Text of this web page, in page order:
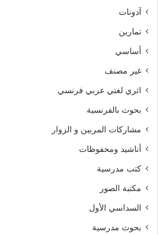
آدونات
تمارين
أساسي
غير مصنف
اثري لغتي عربي فرنسي
بحوث بالفرنسية
مشاركات المربين و الزوار
أناشيد ومحفوظات
كتب مدرسية
مكتبة الصور
السداسي الأول
بحوث مدرسية